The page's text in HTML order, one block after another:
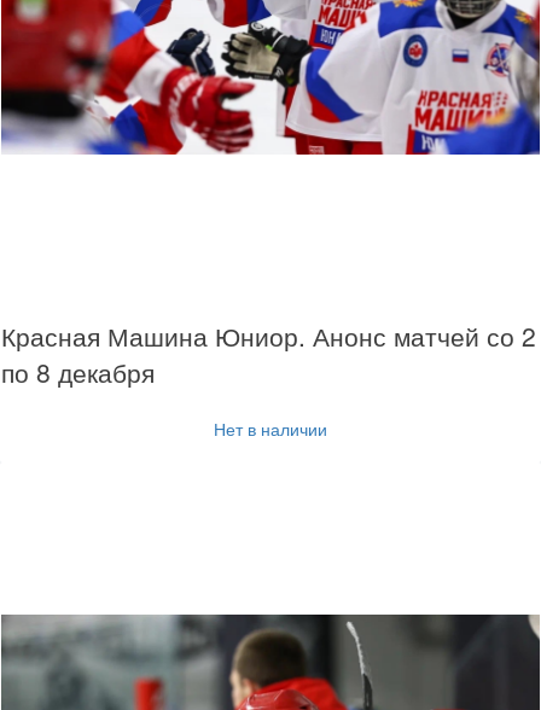
Красная Машина Юниор. Анонс матчей со 2
по 8 декабря
Нет в наличии